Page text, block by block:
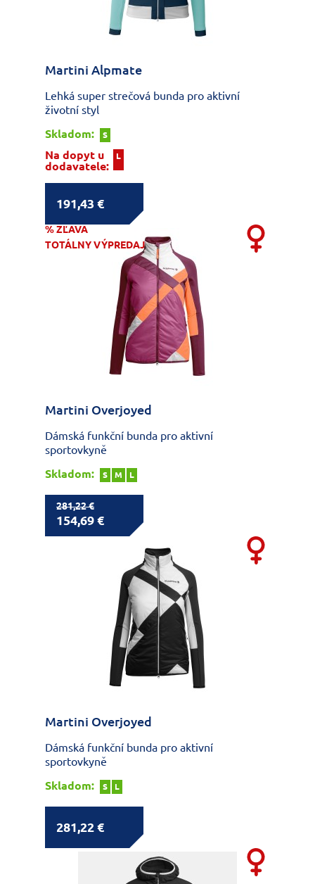
Martini Alpmate
Lehká super strečová bunda pro aktivní
životní styl
Skladom:
S
Na dopyt u
dodavatele:
L
191,43 €
% ZĽAVA
TOTÁLNY VÝPREDAJ
Martini Overjoyed
Dámská funkční bunda pro aktivní
sportovkyně
Skladom:
S M L
281,22 €
154,69 €
Martini Overjoyed
Dámská funkční bunda pro aktivní
sportovkyně
Skladom:
S L
281,22 €